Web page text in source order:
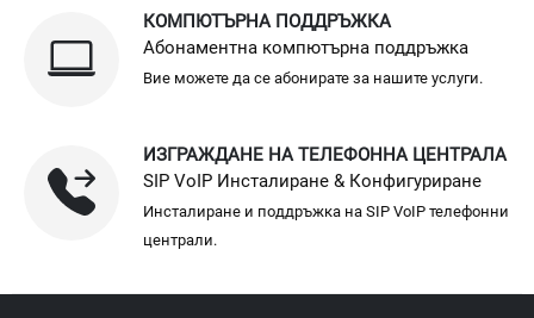
КОМПЮТЪРНА ПОДДРЪЖКА
Абонаментна компютърна поддръжка
Вие можете да се абонирате за нашите услуги.
ИЗГРАЖДАНЕ НА ТЕЛЕФОННА ЦЕНТРАЛА
SIP VoIP Инсталиране & Конфигуриране
Инсталиране и поддръжка на SIP VoIP телефонни
централи.